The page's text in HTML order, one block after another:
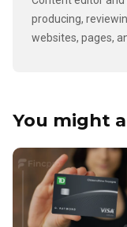
producing,
websites, pages,
You might